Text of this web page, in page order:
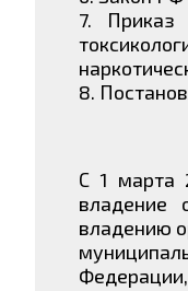
7. Приказ
8.
С 1 марта
владение
владению